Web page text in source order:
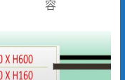
私下
都朝聖的國
容